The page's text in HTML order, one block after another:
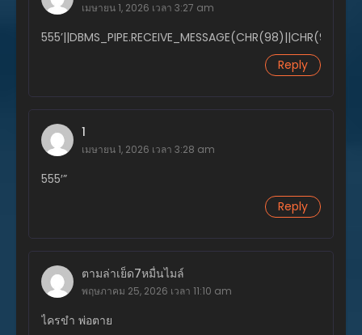
เมษายน 1, 2026 เวลา 3:27 am
Reply
1
เมษายน 1, 2026 เวลา 3:28 am
555′”
Reply
ตามล่าเย็ด7หมื่นไมล์
พฤษภาคม 25, 2026 เวลา 11:10 am
ไครขำ พ่อตาย